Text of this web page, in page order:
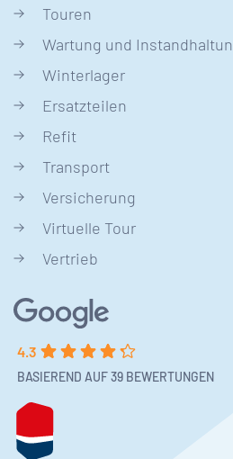
Touren
Wartung und
Winterlager
Ersatzteilen
Refit
Transport
Versicherung
Virtuelle Tour
Vertrieb
4.3
BASIEREND AUF 39 BEWERTUNGEN